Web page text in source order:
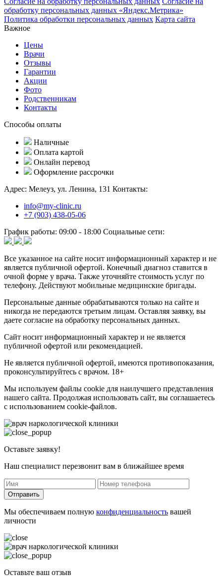
обработку персональных данных «Яндекс.Метрика»
Политика обработки персональных данных Карта сайта
Важное
Цены
Врачи
Отзывы
Гарантии
Акции
Фото
Родственникам
Контакты
Способы оплаты
Наличные
Оплата картой
Онлайн перевод
Оформление рассрочки
Адрес: Мелеуз, ул. Ленина, 131 Контакты:
info@my-clinic.ru
+7 (903) 438-05-06
График работы: 09:00 - 18:00 Социальные сети:
Все указанное на сайте носит информационный характер и не
является публичной офертой. Конечный диагноз ставится в
очной форме у врача. Также уточняйте стоимость услуг по
телефону. Действуют мобильные медицинские бригады.
Персональные данные обрабатываются только на сайте и
никогда не передаются третьим лицам. Оставляя заявку, вы
даете согласие на обработку персональных данных.
Сайт носит информационный характер и не является
публичной офертой или рекомендацией.
Не является публичной офертой, имеются противопоказания,
проконсультируйтесь с врачом. 18+
Мы используем файлы cookie для наилучшего представления
нашего сайта. Продолжая использовать сайт, вы соглашаетесь
с использованием cookie-файлов.
Оставьте заявку!
Наш специалист перезвонит вам в ближайшее время
Отправить
Мы обеспечиваем полную конфиденциальность вашей
личности
Оставьте ваш отзыв